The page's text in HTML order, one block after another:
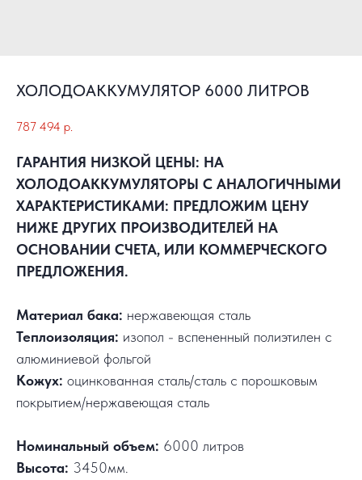
ХОЛОДОАККУМУЛЯТОР 6000 ЛИТРОВ
787 494 р.
ГАРАНТИЯ НИЗКОЙ ЦЕНЫ: НА
ХОЛОДОАККУМУЛЯТОРЫ С АНАЛОГИЧНЫМИ
ХАРАКТЕРИСТИКАМИ: ПРЕДЛОЖИМ ЦЕНУ
НИЖЕ ДРУГИХ ПРОИЗВОДИТЕЛЕЙ НА
ОСНОВАНИИ СЧЕТА, ИЛИ КОММЕРЧЕСКОГО
ПРЕДЛОЖЕНИЯ.
Материал бака: нержавеющая сталь
Теплоизоляция: изопол - вспененный полиэтилен с
алюминиевой фольгой
Кожух: оцинкованная сталь/сталь с порошковым
покрытием/нержавеющая сталь
Номинальный объем: 6000 литров
Высота: 3450мм.